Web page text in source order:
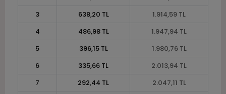
3
638,20 TL
1.914,59 TL
4
486,98 TL
1.947,94 TL
5
396,15 TL
1.980,76 TL
6
335,66 TL
2.013,94 TL
7
292,44 TL
2.047,11 TL